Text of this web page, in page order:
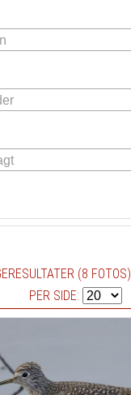
(8 FOTOS)
PER SIDE: